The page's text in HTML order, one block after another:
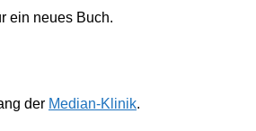
ein neues Buch.
der Median-Klinik.